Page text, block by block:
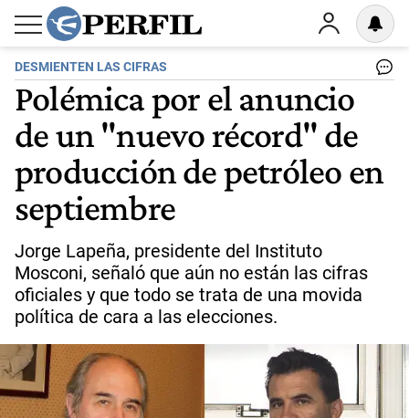
DESMIENTEN LAS CIFRAS
Polémica por el anuncio
de un "nuevo récord" de
producción de petróleo en
septiembre
Jorge Lapeña, presidente del Instituto
Mosconi, señaló que aún no están las cifras
oficiales y que todo se trata de una movida
política de cara a las elecciones.